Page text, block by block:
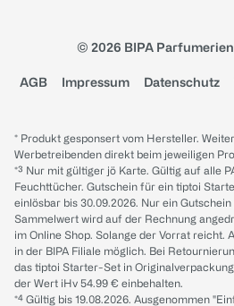
© 2026 BIPA
AGB Impressum Datenschutz
* Produkt gesponsert vom Hersteller.
Werbetreibenden direkt beim jeweiligen
*³ Nur mit gültiger jö Karte. Gültig auf alle
Feuchttücher. Gutschein für ein tiptoi
einlösbar bis 30.09.2026. Nur ein
Sammelwert wird auf der Rechnung
im Online Shop. Solange der Vorrat reicht.
in der BIPA Filiale möglich. Bei
das tiptoi Starter-Set in
der Wert iHv 54.99 € einbehalten.
*⁴ Gültig bis 19.08.2026. Ausgenommen